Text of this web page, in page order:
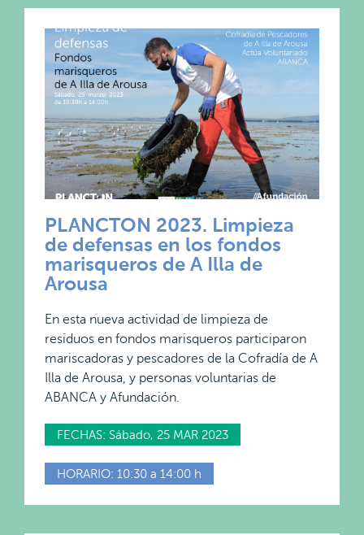
PLANCTON 2023. Limpieza
de defensas en los fondos
marisqueros de A Illa de
Arousa
En esta nueva actividad de limpieza de
residuos en fondos marisqueros participaron
mariscadoras y pescadores de la Cofradía de A
Illa de Arousa, y personas voluntarias de
ABANCA y Afundación.
FECHAS: Sábado, 25 MAR 2023
HORARIO: 10:30 a 14:00 h